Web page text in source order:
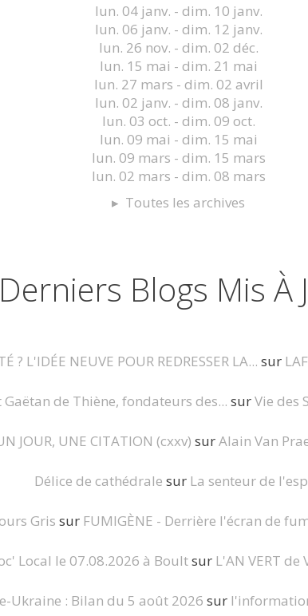
lun. 04 janv. - dim. 10 janv.
lun. 06 janv. - dim. 12 janv.
lun. 26 nov. - dim. 02 déc.
lun. 15 mai - dim. 21 mai
lun. 27 mars - dim. 02 avril
lun. 02 janv. - dim. 08 janv.
lun. 03 oct. - dim. 09 oct.
lun. 09 mai - dim. 15 mai
lun. 09 mars - dim. 15 mars
lun. 02 mars - dim. 08 mars
Toutes les archives
Derniers Blogs Mis À
? L'IDÉE NEUVE POUR REDRESSER LA... sur
Gaëtan de Thiène, fondateurs des... surVie des
JOUR, UNE CITATION (cxxv) surAlain Van
Délice de cathédrale sur La senteur de
Gris sur FUMIGÈNE - Derrière l'écran de
Local le 07.08.2026 à Boultsur L'AN VERT de
Ukraine : Bilan du 5 août 2026 sur